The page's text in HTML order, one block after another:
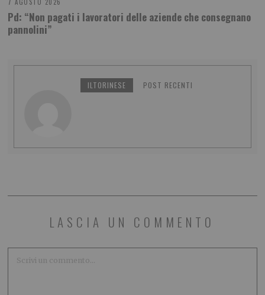
7 AGOSTO 2026
Pd: “Non pagati i lavoratori delle aziende che consegnano
pannolini”
ILTORINESE POST RECENTI
LASCIA UN COMMENTO